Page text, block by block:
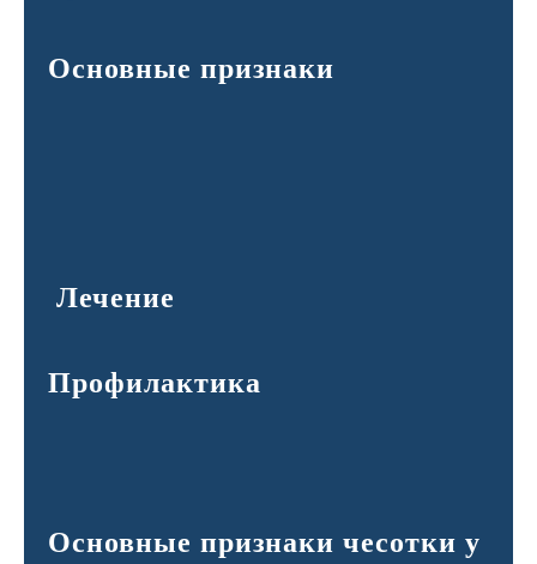
Основные признаки
Лечение
Профилактика
Основные признаки чесотки у